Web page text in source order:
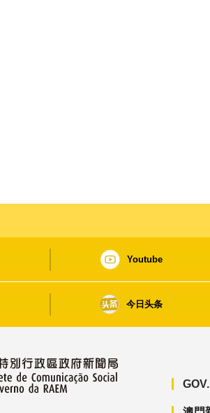
Youtube
今日头条